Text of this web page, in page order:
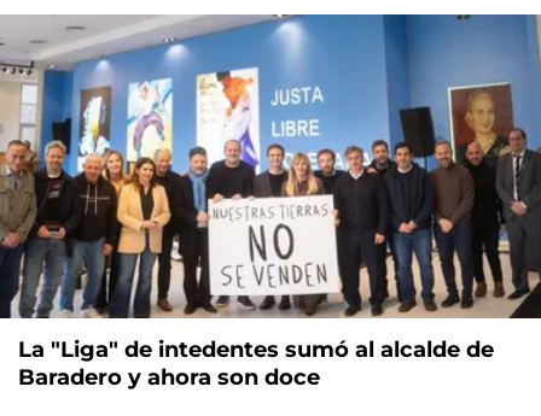
La "Liga" de intedentes sumó al alcalde de
Baradero y ahora son doce